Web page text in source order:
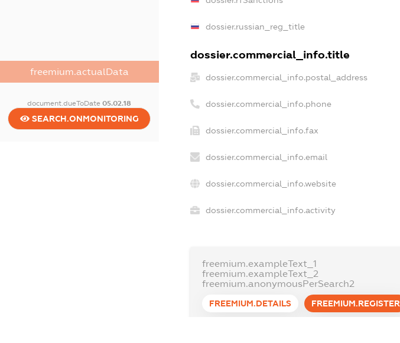
freemium.actualData
document.dueToDate05.02.18
SEARCH.ONMONITORING
dossier.russian_reg_title
dossier.commercial_info.title
dossier.commercial_info.postal_address
dossier.commercial_info.phone
dossier.commercial_info.fax
dossier.commercial_info.email
dossier.commercial_info.website
dossier.commercial_info.activity
freemium.exampleText_1
freemium.exampleText_2
freemium.anonymousPerSearch2
FREEMIUM.DETAILS FREEMIUM.REGISTER